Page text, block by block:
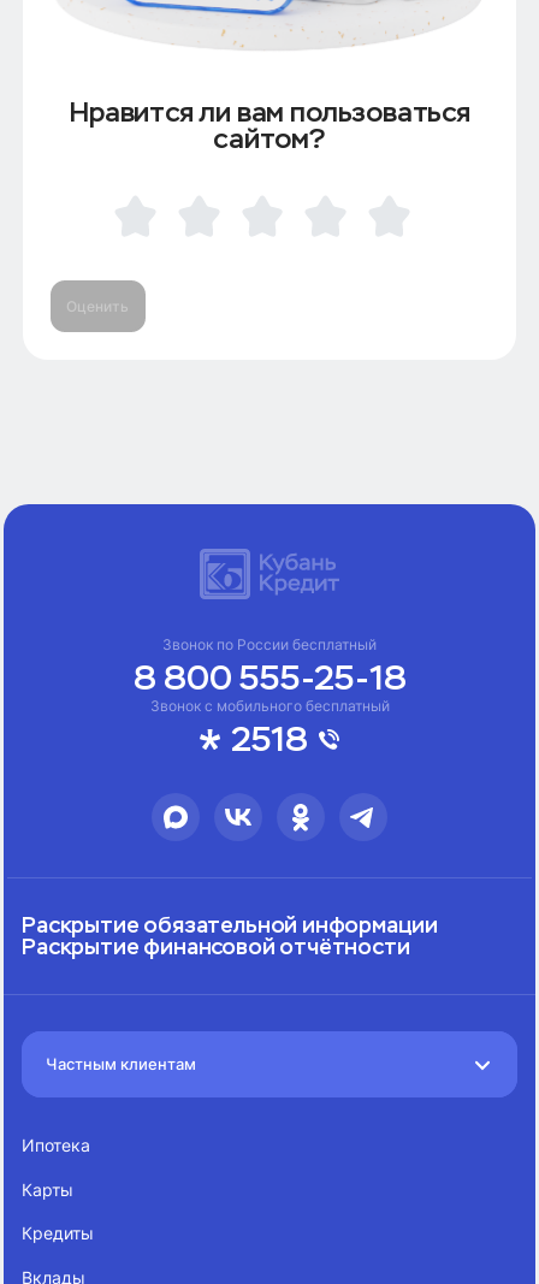
Нравится ли вам пользоваться
сайтом?
Оценить
Звонок с мобильного бесплатный
2518
Звонок по России бесплатный
8 800 555-25-18
Раскрытие обязательной информации
Раскрытие финансовой отчётности
Частным клиентам
Ипотека
Карты
Кредиты
Вклады